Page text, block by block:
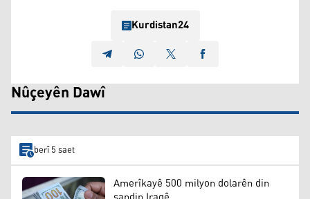
Kurdistan24
Nûçeyên Dawî
berî 5 saet
Amerîkayê 500 milyon dolarên din